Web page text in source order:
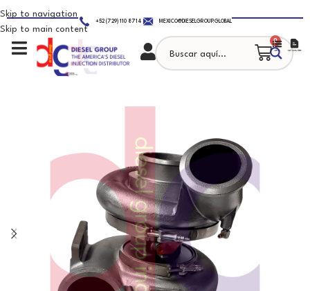
Skip to navigation
Skip to main content
+52 (729) 110 8714 MEXICO@DIESELGROUP.GLOBAL
0